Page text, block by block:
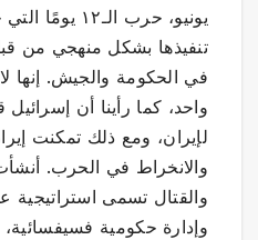
يونيو، حرب
تنفيذها بشكل منهجي من
في الحكومة والجيش. إنها
واحد، كما رأينا أن
لإيران، ومع ذلك تمكنت
والانخراط في الحرب.
والقتال تسمى استراتيجية
وإدارة حكومية